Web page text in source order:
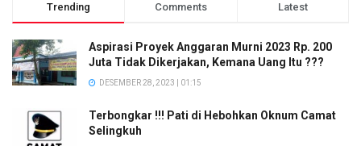
Trending Comments Latest
Aspirasi Proyek Anggaran Murni 2023 Rp. 200
Juta Tidak Dikerjakan, Kemana Uang Itu ???
DESEMBER 28, 2023 | 01:15
Terbongkar !!! Pati di Hebohkan Oknum Camat
Selingkuh